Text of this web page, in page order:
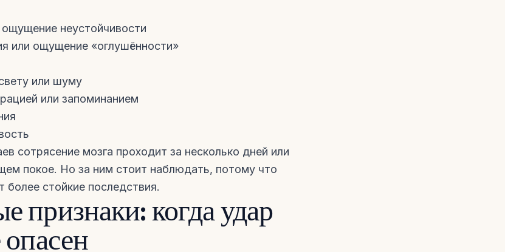
неустойчивости
или ощущение «оглушённости»
или шуму
или запоминанием
сотрясение мозга проходит за несколько дней или
покое. Но за ним стоит наблюдать, потому что
более стойкие последствия.
признаки: когда удар